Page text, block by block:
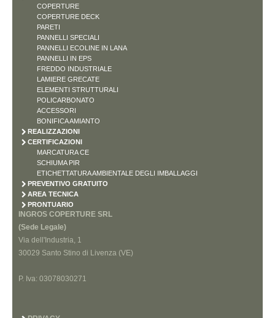
COPERTURE
COPERTURE DECK
PARETI
PANNELLI SPECIALI
PANNELLI ECOLINE IN LANA
PANNELLI IN EPS
FREDDO INDUSTRIALE
LAMIERE GRECATE
ELEMENTI STRUTTURALI
POLICARBONATO
ACCESSORI
BONIFICA AMIANTO
REALIZZAZIONI
CERTIFICAZIONI
MARCATURA CE
SCHIUMA PIR
ETICHETTATURA AMBIENTALE DEGLI IMBALLAGGI
PREVENTIVO GRATUITO
AREA TECNICA
PRONTUARIO
INGROS COPERTURE SRL
(Sede Legale)
Via dell'Industria, 1
30029 Santo Stino di Livenza (VE)
P. Iva: 03078030271